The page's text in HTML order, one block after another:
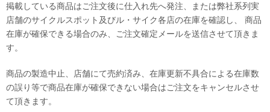
掲載している商品はご注文後に仕入れ先へ発注、または弊社系列実
店舗のサイクルスポット及びル・サイク各店の在庫を確認し、 商品
在庫が確保できる場合のみ、ご注文確定メールを送信させて頂きま
す。
商品の製造中止、店舗にて売約済み、在庫更新不具合による在庫数
の誤り等で商品在庫が確保できない場合はご注文をキャンセルさせ
て頂きます。